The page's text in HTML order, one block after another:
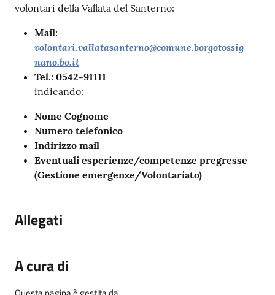
volontari della Vallata del Santerno:
Mail:
volontari.vallatasanterno@comune.borgotossig
nano.bo.it
Tel.: 0542-91111
indicando:
Nome Cognome
Numero telefonico
Indirizzo mail
Eventuali esperienze/competenze pregresse
(Gestione emergenze/Volontariato)
Allegati
A cura di